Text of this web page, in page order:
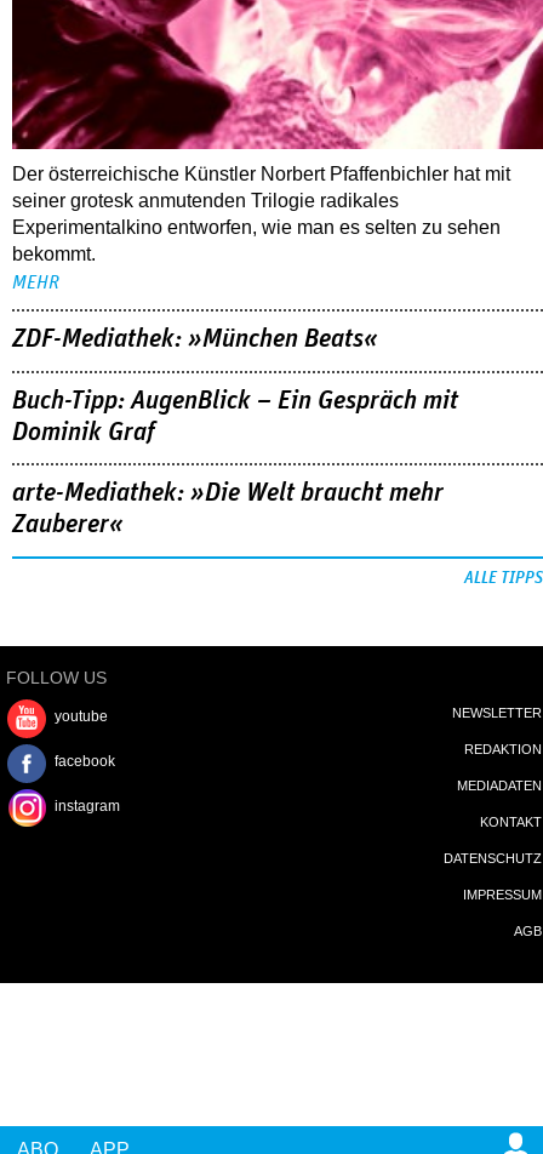
ABO APP
Der österreichische Künstler Norbert Pfaffenbichler hat mit
seiner grotesk anmutenden Trilogie radikales
Experimentalkino entworfen, wie man es selten zu sehen
bekommt.
MEHR
ZDF-Mediathek: »München Beats«
Buch-Tipp: AugenBlick – Ein Gespräch mit
Dominik Graf
arte-Mediathek: »Die Welt braucht mehr
Zauberer«
ALLE TIPPS
FOLLOW US
youtube
facebook
instagram
NEWSLETTER
REDAKTION
MEDIADATEN
KONTAKT
DATENSCHUTZ
IMPRESSUM
AGB